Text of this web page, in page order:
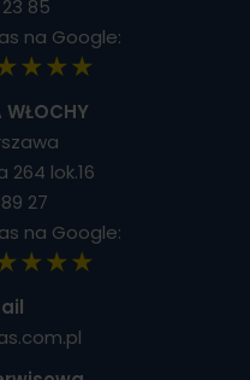
23 85
na Google:
WŁOCHY
264 lok.16
27
na Google: